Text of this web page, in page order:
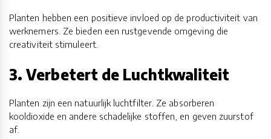
Planten hebben een positieve invloed op de productiviteit van
werknemers. Ze bieden een rustgevende omgeving die
creativiteit stimuleert.
3. Verbetert de Luchtkwaliteit
Planten zijn een natuurlijk luchtfilter. Ze absorberen
kooldioxide en andere schadelijke stoffen, en geven zuurstof
af.